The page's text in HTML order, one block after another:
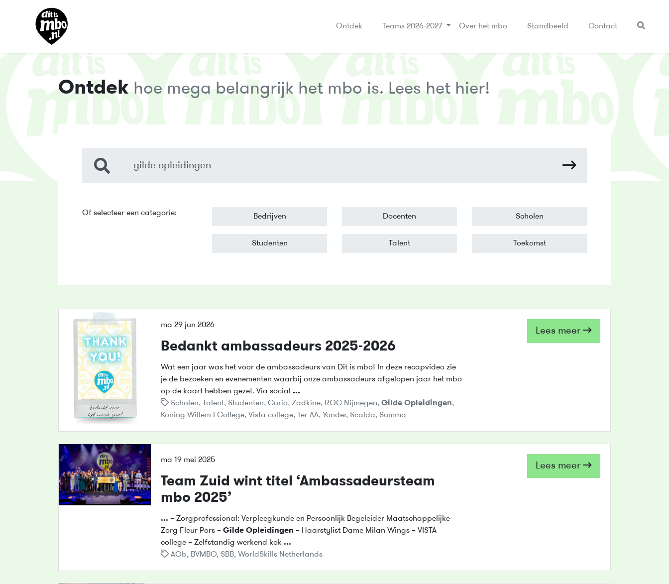
Ontdek Teams 2026-2027 Over het mbo Standbeeld Contact
Ontdek hoe mega belangrijk het mbo is. Lees het hier!
Of selecteer een categorie: Bedrijven Docenten Scholen
Studenten Talent Toekomst
ma 29 jun 2026
Bedankt ambassadeurs 2025-2026
Wat een jaar was het voor de ambassadeurs van Dit is mbo! In deze recapvideo zie
je de bezoeken en evenementen waarbij onze ambassadeurs afgelopen jaar het mbo
op de kaart hebben gezet. Via social ...
Scholen, Talent, Studenten, Curio, Zadkine, ROC Nijmegen, Gilde Opleidingen,
Koning Willem I College, Vista college, Ter AA, Yonder, Scalda, Summa
Lees meer
ma 19 mei 2025
Team Zuid wint titel ‘Ambassadeursteam
mbo 2025’
... – Zorgprofessional: Verpleegkunde en Persoonlijk Begeleider Maatschappelijke
Zorg Fleur Pors – Gilde Opleidingen – Haarstylist Dame Milan Wings – VISTA
college – Zelfstandig werkend kok ...
AOb, BVMBO, SBB, WorldSkills Netherlands
Lees meer